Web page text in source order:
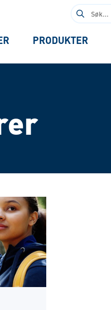
Søk
etter:
PRODUKTER